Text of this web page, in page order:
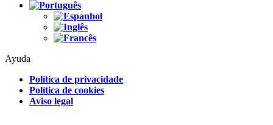
Ayuda
Política de privacidade
Política de cookies
Aviso legal